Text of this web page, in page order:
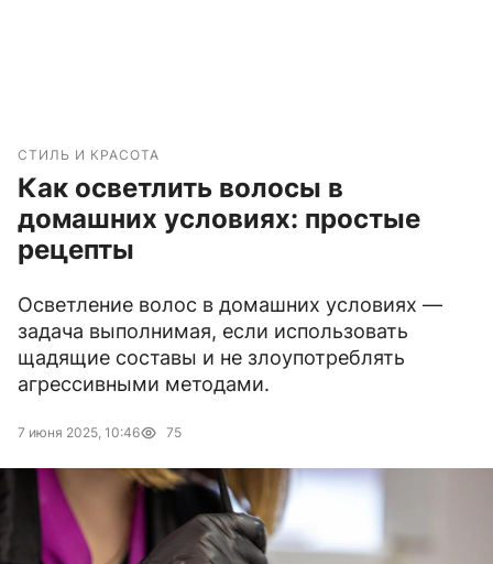
СТИЛЬ И КРАСОТА
Как осветлить волосы в
домашних условиях: простые
рецепты
Осветление волос в домашних условиях —
задача выполнимая, если использовать
щадящие составы и не злоупотреблять
агрессивными методами.
7 июня 2025, 10:46 75